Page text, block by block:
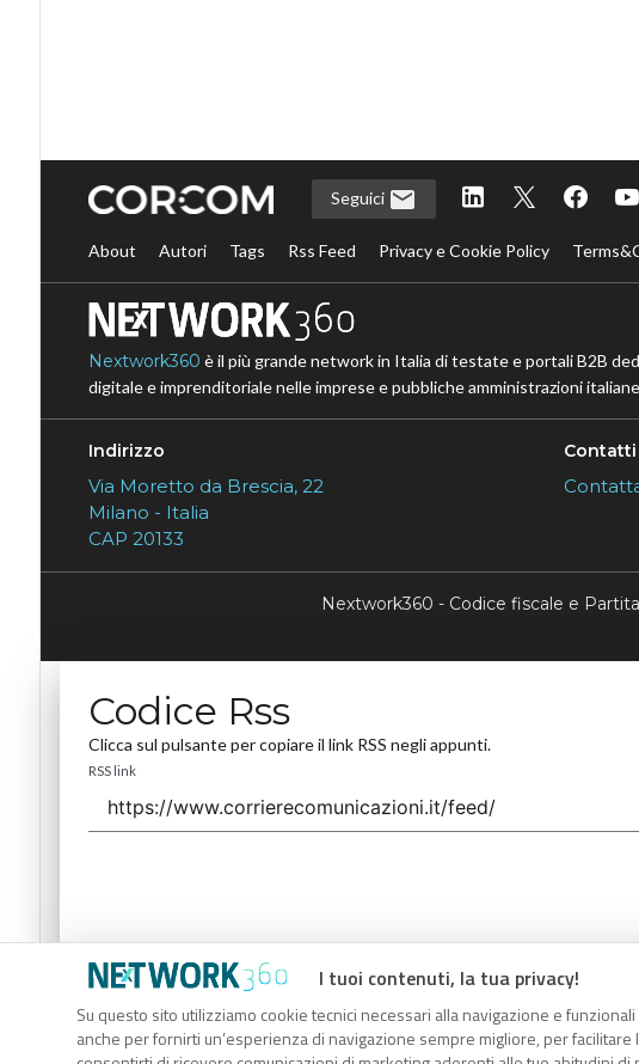
I tuoi contenuti, la tua privacy!
Su questo sito utilizziamo cookie tecnici necessari alla navigazione e
anche per fornirti un’esperienza di navigazione sempre migliore, per
Seguici
About Autori Tags Rss Feed Privacy e Cookie Policy
Nextwork360 è il più grande network in Italia di testate e portali B2B
digitale e imprenditoriale nelle imprese e pubbliche amministrazioni
Indirizzo
Via Moretto da Brescia, 22
Milano - Italia
CAP 20133
Contatti
Nextwork360 - Codice fiscale e
Codice Rss
Clicca sul pulsante per copiare il link RSS negli appunti.
RSS link
Codice Rss
Clicca sul pulsante per copiare il link RSS negli appunti.
RSS link